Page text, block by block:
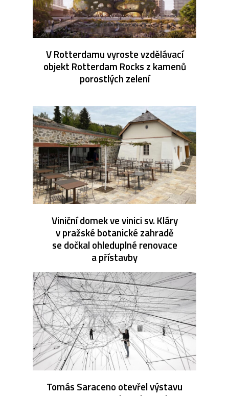
V Rotterdamu vyroste vzdělávací
objekt Rotterdam Rocks z kamenů
porostlých zelení
Viniční domek ve vinici sv. Kláry
v pražské botanické zahradě
se dočkal ohleduplné renovace
a přístavby
Tomás Saraceno otevřel výstavu